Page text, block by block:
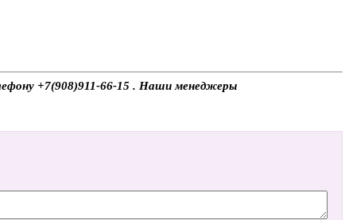
+7(908)911-66-15 . Наши менеджеры